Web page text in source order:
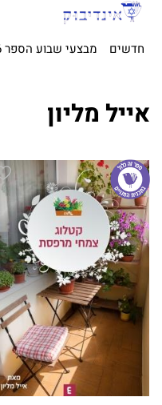
חדשים מבצעי שבוע הספר 2026
אייל מליון